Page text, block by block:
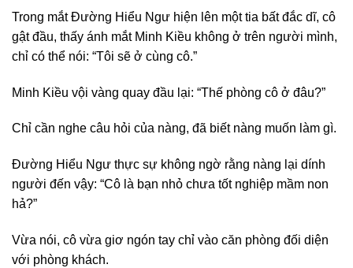
Trong mắt Đường Hiểu Ngư hiện lên một tia bất đắc dĩ, cô
gật đầu, thấy ánh mắt Minh Kiều không ở trên người mình,
chỉ có thể nói: “Tôi sẽ ở cùng cô.”
Minh Kiều vội vàng quay đầu lại: “Thế phòng cô ở đâu?”
Chỉ cần nghe câu hỏi của nàng, đã biết nàng muốn làm gì.
Đường Hiểu Ngư thực sự không ngờ rằng nàng lại dính
người đến vậy: “Cô là bạn nhỏ chưa tốt nghiệp mầm non
hả?”
Vừa nói, cô vừa giơ ngón tay chỉ vào căn phòng đối diện
với phòng khách.